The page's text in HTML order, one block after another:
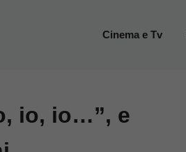
Cinema e Tv
io, io…”, e